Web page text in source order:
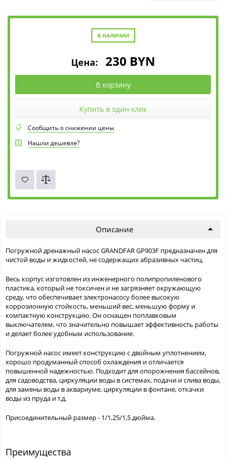
В НАЛИЧИИ
Цена: 230 BYN
В корзину
Купить в один клик
Сообщить о снижении цены
Нашли дешевле?
Описание
Погружной дренажный насос GRANDFAR GP903F предназначен для
чистой воды и жидкостей, не содержащих абразивных частиц.
Весь корпус изготовлен из инженерного полипропиленового
пластика, который не токсичен и не загрязняет окружающую
среду, что обеспечивает электронасосу более высокую
коррозионную стойкость, меньший вес, меньшую форму и
компактную конструкцию. Он оснащен поплавковым
выключателем, что значительно повышает эффективность работы
и делает более удобным использование.
Погружной насос имеет конструкцию с двойным уплотнением,
хорошо продуманный способ охлаждения и отличается
повышенной надежностью. Подходит для опорожнения бассейнов,
для садоводства, циркуляции воды в системах, подачи и слива воды,
для замены воды в аквариуме, циркуляции в фонтане, откачки
воды из пруда и т.д.
Присоединительный размер - 1/1,25/1,5 дюйма.
Преимущества